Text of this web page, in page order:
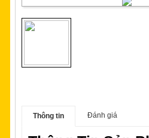
Thông tin Đánh giá